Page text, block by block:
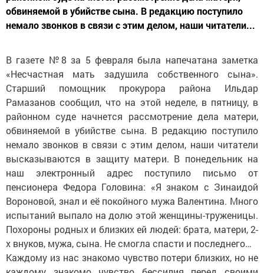
обвиняемой в убийстве сына. В редакцию поступило
немало звонков в связи с этим делом, наши читатели...
В газете №8 за 5 февраля была напечатана заметка
«Несчастная мать задушила собственного сына».
Старший помощник прокурора района Ильдар
Рамазанов сообщил, что на этой неделе, в пятницу, в
районном суде начнется рассмотрение дела матери,
обвиняемой в убийстве сына. В редакцию поступило
немало звонков в связи с этим делом, наши читатели
высказываются в защиту матери. В понедельник на
наш электронный адрес поступило письмо от
пенсионера Федора Головина: «Я знаком с Зинаидой
Вороновой, знал и её покойного мужа Валентина. Много
испытаний выпало на долю этой женщины-труженицы.
Похороны родных и близких ей людей: брата, матери, 2-
х внуков, мужа, сына. Не смогла спасти и последнего…
Каждому из нас знакомо чувство потери близких, но не